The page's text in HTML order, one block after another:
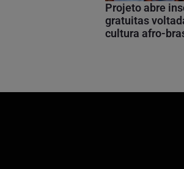
Projeto abre
gratuitas
cultura afro-